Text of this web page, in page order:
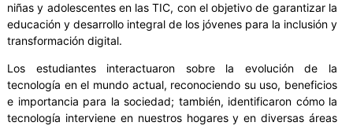
niñas y adolescentes en las TIC, con el objetivo de garantizar la
educación y desarrollo integral de los jóvenes para la inclusión y
transformación digital.
Los estudiantes interactuaron sobre la evolución de la
tecnología en el mundo actual, reconociendo su uso, beneficios
e importancia para la sociedad; también, identificaron cómo la
tecnología interviene en nuestros hogares y en diversas áreas